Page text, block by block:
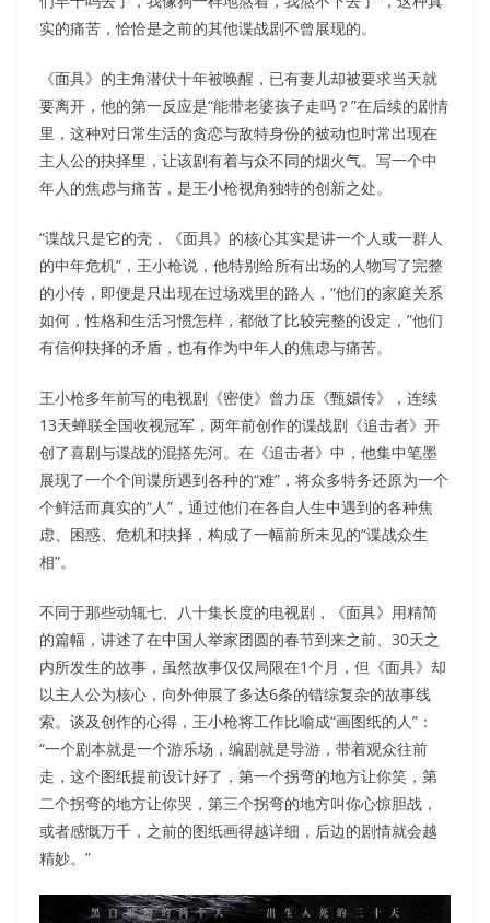
实的痛苦，恰恰是之前的其他谍战剧不曾展现的。
《面具》的主角潜伏十年被唤醒，已有妻儿却被要求当天就
要离开，他的第一反应是“能带老婆孩子走吗？”在后续的剧情
里，这种对日常生活的贪恋与敌特身份的被动也时常出现在
主人公的抉择里，让该剧有着与众不同的烟火气。写一个中
年人的焦虑与痛苦，是王小枪视角独特的创新之处。
“谍战只是它的壳，《面具》的核心其实是讲一个人或一群人
的中年危机”，王小枪说，他特别给所有出场的人物写了完整
的小传，即便是只出现在过场戏里的路人，“他们的家庭关系
如何，性格和生活习惯怎样，都做了比较完整的设定，”他们
有信仰抉择的矛盾，也有作为中年人的焦虑与痛苦。
王小枪多年前写的电视剧《密使》曾力压《甄嬛传》，连续
13天蝉联全国收视冠军，两年前创作的谍战剧《追击者》开
创了喜剧与谍战的混搭先河。在《追击者》中，他集中笔墨
展现了一个个间谍所遇到各种的“难”，将众多特务还原为一个
个鲜活而真实的“人”，通过他们在各自人生中遇到的各种焦
虑、困惑、危机和抉择，构成了一幅前所未见的“谍战众生
相”。
不同于那些动辄七、八十集长度的电视剧，《面具》用精简
的篇幅，讲述了在中国人举家团圆的春节到来之前、30天之
内所发生的故事，虽然故事仅仅局限在1个月，但《面具》却
以主人公为核心，向外伸展了多达6条的错综复杂的故事线
索。谈及创作的心得，王小枪将工作比喻成“画图纸的人”：
“一个剧本就是一个游乐场，编剧就是导游，带着观众往前
走，这个图纸提前设计好了，第一个拐弯的地方让你笑，第
二个拐弯的地方让你哭，第三个拐弯的地方叫你心惊胆战，
或者感慨万千，之前的图纸画得越详细，后边的剧情就会越
精妙。”